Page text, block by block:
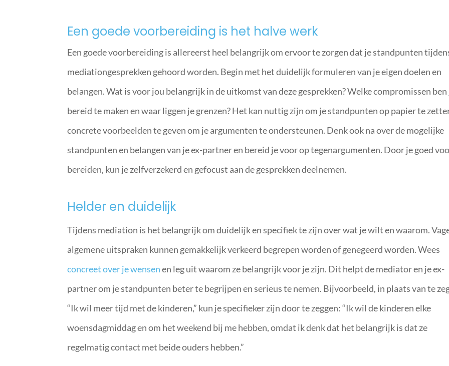
Een goede voorbereiding is het halve werk
Een goede voorbereiding is allereerst heel belangrijk om ervoor te zorgen dat je standpunten
mediationgesprekken gehoord worden. Begin met het duidelijk formuleren van je eigen doelen en
belangen. Wat is voor jou belangrijk in de uitkomst van deze gesprekken? Welke compromissen ben
bereid te maken en waar liggen je grenzen? Het kan nuttig zijn om je standpunten op papier te
concrete voorbeelden te geven om je argumenten te ondersteunen. Denk ook na over de mogelijke
standpunten en belangen van je ex-partner en bereid je voor op tegenargumenten. Door je goed
bereiden, kun je zelfverzekerd en gefocust aan de gesprekken deelnemen.
Helder en duidelijk
Tijdens mediation is het belangrijk om duidelijk en specifiek te zijn over wat je wilt en waarom.
algemene uitspraken kunnen gemakkelijk verkeerd begrepen worden of genegeerd worden. Wees
concreet over je wensenen leg uit waarom ze belangrijk voor je zijn. Dit helpt de mediator en je ex-
partner om je standpunten beter te begrijpen en serieus te nemen. Bijvoorbeeld, in plaats van te
“Ik wil meer tijd met de kinderen,” kun je specifieker zijn door te zeggen: “Ik wil de kinderen elke
woensdagmiddag en om het weekend bij me hebben, omdat ik denk dat het belangrijk is dat ze
regelmatig contact met beide ouders hebben.”